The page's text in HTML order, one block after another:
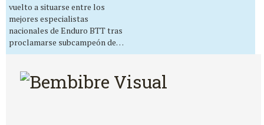
vuelto a situarse entre los
mejores especialistas
nacionales de Enduro BTT tras
proclamarse subcampeón de…